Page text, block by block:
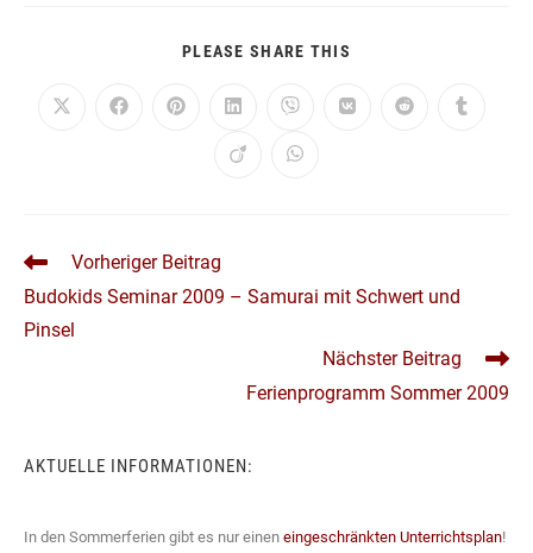
PLEASE SHARE THIS
Öffnet
Öffnet
Öffnet
Öffnet
einem
neuen
Öffnet
einem
neuen
Öffnet
Öffnet
Öffnet
Öffnet
Öffnet
WEITERE
ANSEHEN
Vorheriger Beitrag
Budokids Seminar 2009 – Samurai mit Schwert und
Pinsel
Nächster Beitrag
Ferienprogramm Sommer 2009
AKTUELLE INFORMATIONEN:
In den Sommerferien gibt es nur einen eingeschränkten Unterrichtsplan!